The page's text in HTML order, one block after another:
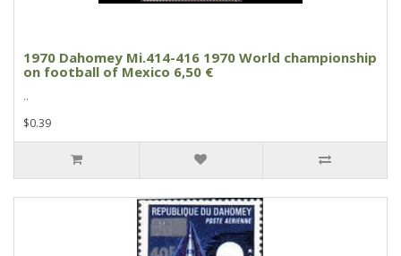
1970 Dahomey Mi.414-416 1970 World championship
on football of Mexico 6,50 €
..
$0.39